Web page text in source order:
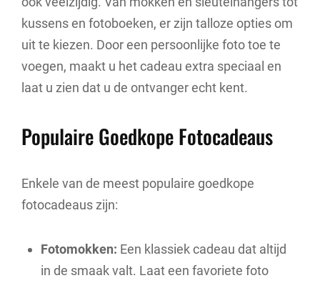
kussens en fotoboeken, er zijn talloze opties om
uit te kiezen. Door een persoonlijke foto toe te
voegen, maakt u het cadeau extra speciaal en
laat u zien dat u de ontvanger echt kent.
Populaire Goedkope Fotocadeaus
Enkele van de meest populaire goedkope
fotocadeaus zijn:
Fotomokken: Een klassiek cadeau dat altijd
in de smaak valt. Laat een favoriete foto